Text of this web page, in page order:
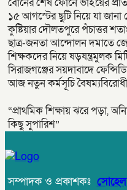
১৫ আগস্টের ছুটি নিয়ে যা জানা
কুষ্টিয়ার দৌলতপুরে পঁচাত্তর
ছাত্র-জনতা আন্দোলন দমাতে
শিক্ষকদের নিয়ে ষড়যন্ত্রমুলক
সিরাজগঞ্জের সয়দাবাদে
আজ নতুন কর্মসূচি
“প্রাথমিক শিক্ষায় ঝরে পড়া,
কিছু সুপারিশ”
সম্পাদক ও প্রকাশকঃ